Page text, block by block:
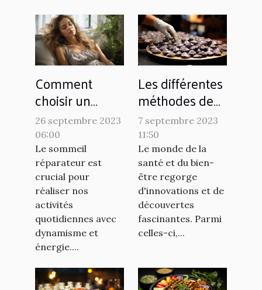
Comment
choisir un
matelas
hybride pour
un sommeil
réparateur
26 septembre 2023
06:00
Le sommeil
réparateur est
crucial pour
réaliser nos
activités
quotidiennes avec
dynamisme et
énergie....
Les différentes
méthodes de
production de
l'argent
colloïdal
7 septembre 2023
11:50
Le monde de la
santé et du bien-
être regorge
d'innovations et de
découvertes
fascinantes. Parmi
celles-ci,...